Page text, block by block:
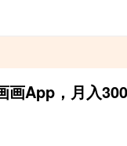
画App，月入